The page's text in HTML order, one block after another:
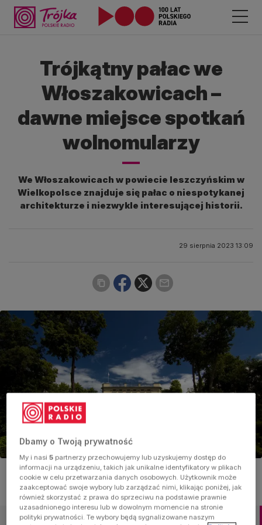
Trójkątny pałac we
Włoszakowicach –
dawne miejsce spotkań
wolnomularzy
We Włoszakowicach w powiecie leszczyńskim w
Wielkopolsce znajduje się pałac o niespotykanej
architekturze i niezwykle interesującej historii.
29 sierpnia 2023 13:09
Pałac we Włoszakowicach
Foto:Shutterstock/Radoslaw Maciejewski
Dbamy o Twoją prywatność
My i nasi5 partnerzy przechowujemy lub uzyskujemy dostęp do
informacji na urządzeniu, takich jak unikalne identyfikatory w plikach
cookie w celu przetwarzania danych osobowych. Użytkownik może
zaakceptować swoje wybory lub zarządzać nimi, klikając poniżej, jak
również skorzystać z prawa do sprzeciwu na podstawie prawnie
uzasadnionego interesu lub w dowolnym momencie na stronie
polityki prywatności. Te wybory będą sygnalizowane naszym